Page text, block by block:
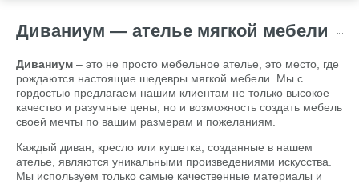
Диваниум — ателье мягкой мебели
Диваниум – это не просто мебельное ателье, это место, где
рождаются настоящие шедевры мягкой мебели. Мы с
гордостью предлагаем нашим клиентам не только высокое
качество и разумные цены, но и возможность создать мебель
своей мечты по вашим размерам и пожеланиям.
Каждый диван, кресло или кушетка, созданные в нашем
ателье, являются уникальными произведениями искусства.
Мы используем только самые качественные материалы и